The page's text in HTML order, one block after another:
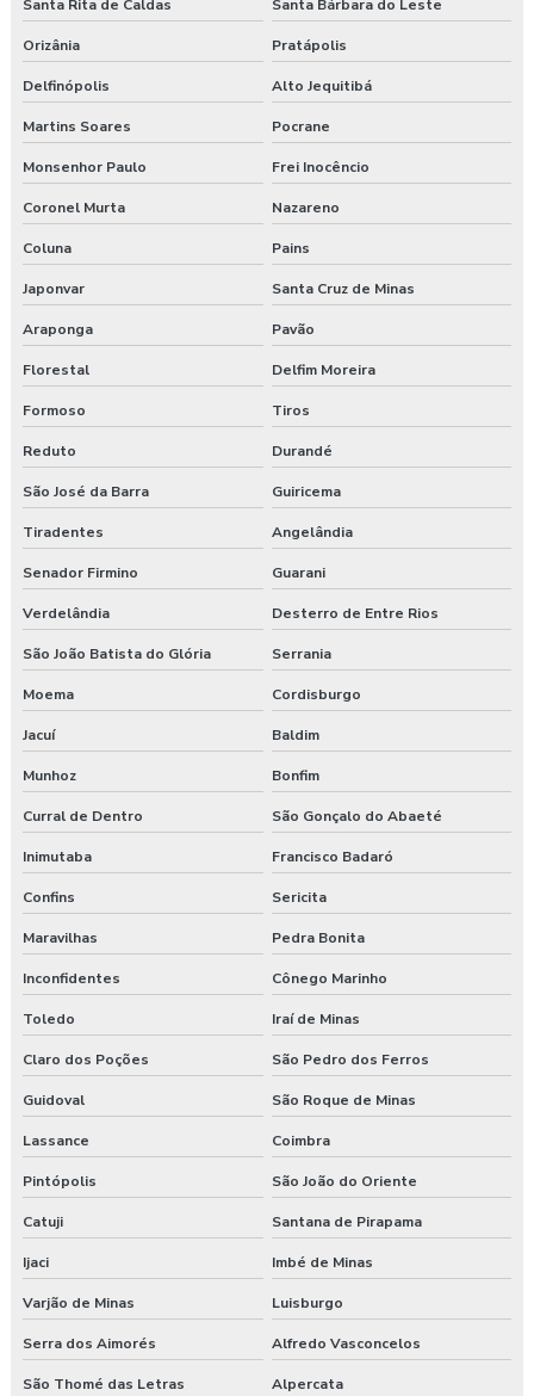
Santa Rita de Caldas Santa Bárbara do Leste
Orizânia Pratápolis
Delfinópolis Alto Jequitibá
Martins Soares Pocrane
Monsenhor Paulo Frei Inocêncio
Coronel Murta Nazareno
Coluna Pains
Japonvar Santa Cruz de Minas
Araponga Pavão
Florestal Delfim Moreira
Formoso Tiros
Reduto Durandé
São José da Barra Guiricema
Tiradentes Angelândia
Senador Firmino Guarani
Verdelândia Desterro de Entre Rios
São João Batista do Glória Serrania
Moema Cordisburgo
Jacuí Baldim
Munhoz Bonfim
Curral de Dentro São Gonçalo do Abaeté
Inimutaba Francisco Badaró
Confins Sericita
Maravilhas Pedra Bonita
Inconfidentes Cônego Marinho
Toledo Iraí de Minas
Claro dos Poções São Pedro dos Ferros
Guidoval São Roque de Minas
Lassance Coimbra
Pintópolis São João do Oriente
Catuji Santana de Pirapama
Ijaci Imbé de Minas
Varjão de Minas Luisburgo
Serra dos Aimorés Alfredo Vasconcelos
São Thomé das Letras Alpercata